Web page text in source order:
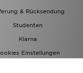
& Rücksendung
Studenten
Klarna
Einstellungen